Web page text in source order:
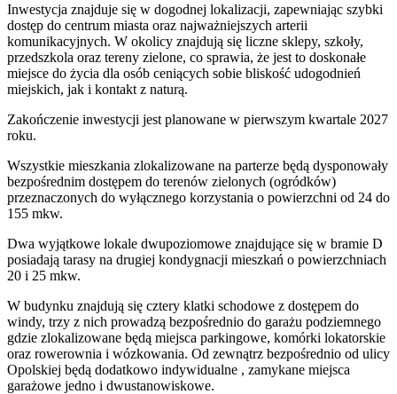
Inwestycja znajduje się w dogodnej lokalizacji, zapewniając szybki
dostęp do centrum miasta oraz najważniejszych arterii
komunikacyjnych. W okolicy znajdują się liczne sklepy, szkoły,
przedszkola oraz tereny zielone, co sprawia, że jest to doskonałe
miejsce do życia dla osób ceniących sobie bliskość udogodnień
miejskich, jak i kontakt z naturą.
Zakończenie inwestycji jest planowane w pierwszym kwartale 2027
roku.
Wszystkie mieszkania zlokalizowane na parterze będą dysponowały
bezpośrednim dostępem do terenów zielonych (ogródków)
przeznaczonych do wyłącznego korzystania o powierzchni od 24 do
155 mkw.
Dwa wyjątkowe lokale dwupoziomowe znajdujące się w bramie D
posiadają tarasy na drugiej kondygnacji mieszkań o powierzchniach
20 i 25 mkw.
W budynku znajdują się cztery klatki schodowe z dostępem do
windy, trzy z nich prowadzą bezpośrednio do garażu podziemnego
gdzie zlokalizowane będą miejsca parkingowe, komórki lokatorskie
oraz rowerownia i wózkowania. Od zewnątrz bezpośrednio od ulicy
Opolskiej będą dodatkowo indywidualne , zamykane miejsca
garażowe jedno i dwustanowiskowe.